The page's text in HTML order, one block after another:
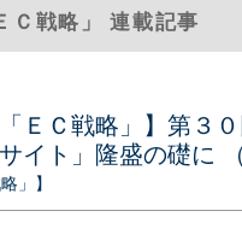
Ｃ戦略」 連載記事
「ＥＣ戦略」】第
イト」隆盛の礎に
」】